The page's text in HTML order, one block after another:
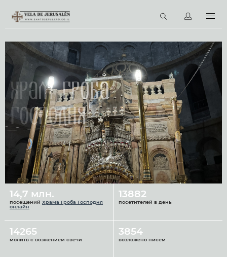
Виртуальные туры
Библиотека
Наши святыни
Новости
Церковный календарь
RU
Храм Гроба
Господня
14,7 млн.
посещений Храма Гроба Господня
онлайн
13882
посетителей в день
14265
молитв с возжением свечи
3854
возложено писем